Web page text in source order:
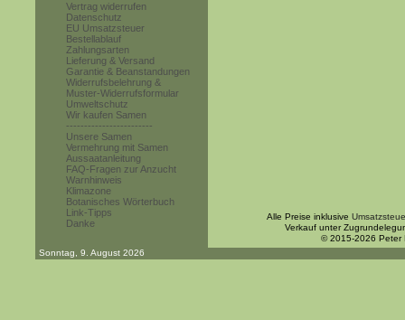
Vertrag widerrufen
Datenschutz
EU Umsatzsteuer
Bestellablauf
Zahlungsarten
Lieferung & Versand
Garantie & Beanstandungen
Widerrufsbelehrung &
Muster-Widerrufsformular
Umweltschutz
Wir kaufen Samen
------------------------
Unsere Samen
Vermehrung mit Samen
Aussaatanleitung
FAQ-Fragen zur Anzucht
Warnhinweis
Klimazone
Botanisches Wörterbuch
Link-Tipps
Danke
Alle Preise inklusive
Verkauf unter
© 2015-2026 Peter
Sonntag, 9. August 2026